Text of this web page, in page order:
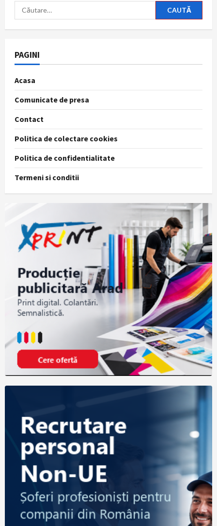
Caută
după:
PAGINI
Acasa
Comunicate de presa
Contact
Politica de colectare cookies
Politica de confidentialitate
Termeni si conditii